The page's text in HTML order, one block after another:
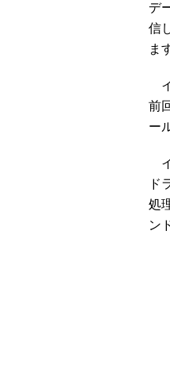
デ
信
ま
イ
前
ー
ド
処
ン